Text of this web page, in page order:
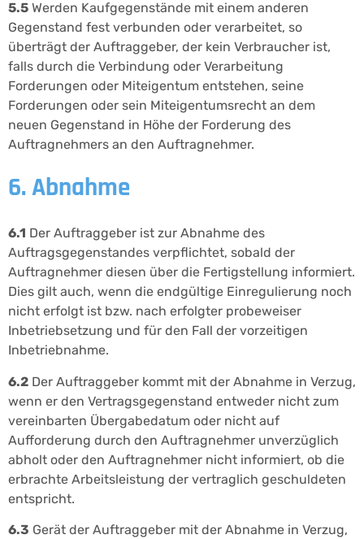
5.5 Werden Kaufgegenstände mit einem anderen
Gegenstand fest verbunden oder verarbeitet, so
überträgt der Auftraggeber, der kein Verbraucher ist,
falls durch die Verbindung oder Verarbeitung
Forderungen oder Miteigentum entstehen, seine
Forderungen oder sein Miteigentumsrecht an dem
neuen Gegenstand in Höhe der Forderung des
Auftragnehmers an den Auftragnehmer.
6. Abnahme
6.1 Der Auftraggeber ist zur Abnahme des
Auftragsgegenstandes verpflichtet, sobald der
Auftragnehmer diesen über die Fertigstellung informiert.
Dies gilt auch, wenn die endgültige Einregulierung noch
nicht erfolgt ist bzw. nach erfolgter probeweiser
Inbetriebsetzung und für den Fall der vorzeitigen
Inbetriebnahme.
6.2 Der Auftraggeber kommt mit der Abnahme in Verzug,
wenn er den Vertragsgegenstand entweder nicht zum
vereinbarten Übergabedatum oder nicht auf
Aufforderung durch den Auftragnehmer unverzüglich
abholt oder den Auftragnehmer nicht informiert, ob die
erbrachte Arbeitsleistung der vertraglich geschuldeten
entspricht.
6.3 Gerät der Auftraggeber mit der Abnahme in Verzug,